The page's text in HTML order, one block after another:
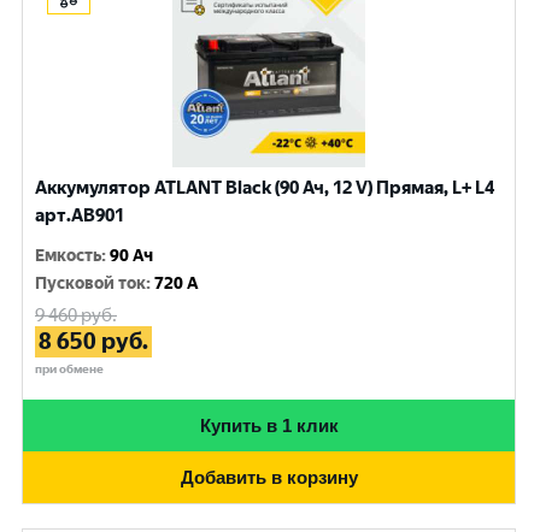
Аккумулятор ATLANT Black (90 Ач, 12 V) Прямая, L+ L4
арт.AB901
Емкость:90 Ач
Пусковой ток:720 A
9 460руб.
8 650 руб.
при обмене
Купить в 1 клик
Добавить в корзину